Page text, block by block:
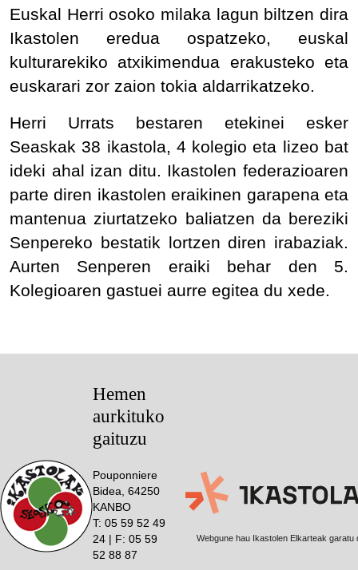
Euskal Herri osoko milaka lagun biltzen dira
Ikastolen eredua ospatzeko, euskal
kulturarekiko atxikimendua erakusteko eta
euskarari zor zaion tokia aldarrikatzeko.
Herri Urrats bestaren etekinei esker
Seaskak 38 ikastola, 4 kolegio eta lizeo bat
ideki ahal izan ditu. Ikastolen federazioaren
parte diren ikastolen eraikinen garapena eta
mantenua ziurtatzeko baliatzen da bereziki
Senpereko bestatik lortzen diren irabaziak.
Aurten Senperen eraiki behar den 5.
Kolegioaren gastuei aurre egitea du xede.
Hemen
aurkituko
gaituzu
Pouponniere
Bidea, 64250
KANBO
T: 05 59 52 49
24 | F: 05 59
52 88 87
Webgune hau Ikastolen Elkarteak garatu